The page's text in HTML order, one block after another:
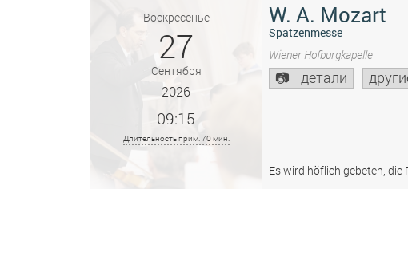
Воскресенье
27
Сентября
2026
09:15
Длительность прим. 70 мин.
W. A. Mozart
Spatzenmesse
Wiener Hofburgkapelle
детали
Es wird höflich gebeten,